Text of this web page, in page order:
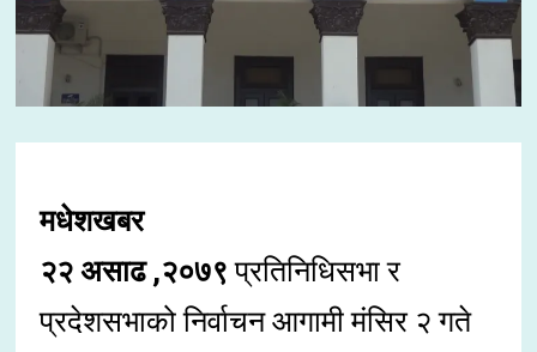
मधेशखबर
२२ असाढ ,२०७९ प्रतिनिधिसभा र
प्रदेशसभाको निर्वाचन आगामी मंसिर २ गते